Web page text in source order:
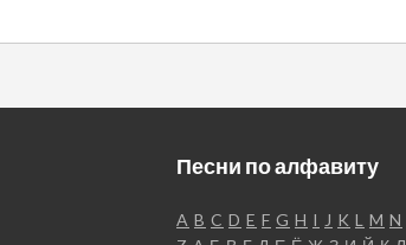
Песни по алфавиту
A B C D E F G H I J K L M N